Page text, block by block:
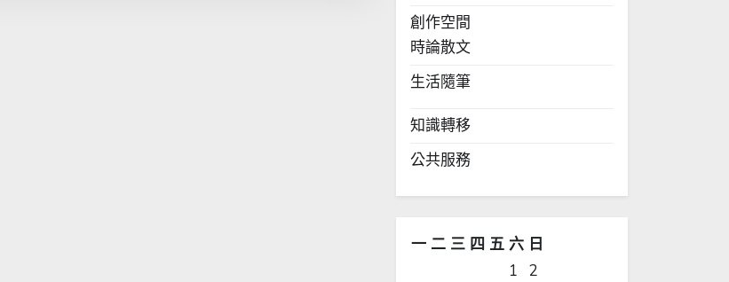
創作空間
時論散文
生活隨筆
知識轉移
公共服務
一 二 三 四 五 六 日
1
2